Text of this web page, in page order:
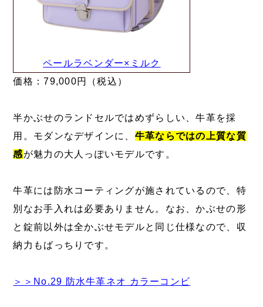
ペールラベンダー×ミルク
価格：79,000円（税込）
半かぶせのランドセルではめずらしい、牛革を採
用。モダンなデザインに、 牛革ならではの上質な質
感が魅力の大人っぽいモデルです。
牛革には防水コーティングが施されているので、特
別なお手入れは必要ありません。なお、かぶせの形
と錠前以外は全かぶせモデルと同じ仕様なので、収
納力もばっちりです。
＞＞No.29 防水牛革ネオ カラーコンビ